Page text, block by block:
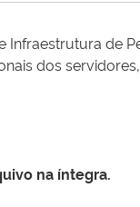
Infraestrutura de
dos
na íntegra.